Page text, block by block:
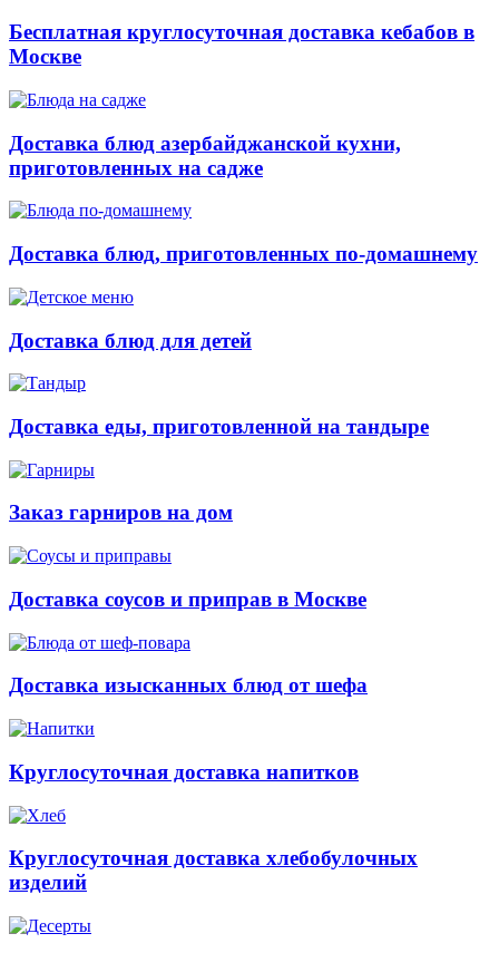
Бесплатная круглосуточная доставка кебабов в
Москве
Доставка блюд азербайджанской кухни,
приготовленных на садже
Доставка блюд, приготовленных по-домашнему
Доставка блюд для детей
Доставка еды, приготовленной на тандыре
Заказ гарниров на дом
Доставка соусов и приправ в Москве
Доставка изысканных блюд от шефа
Круглосуточная доставка напитков
Круглосуточная доставка хлебобулочных
изделий